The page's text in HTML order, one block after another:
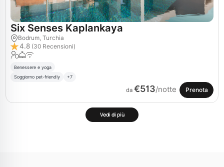
Six Senses Kaplankaya
Bodrum, Turchia
4.8 (30 Recensioni)
Benessere e yoga
Soggiorno pet-friendly
+7
da €513/notte Prenota
Vedi di più